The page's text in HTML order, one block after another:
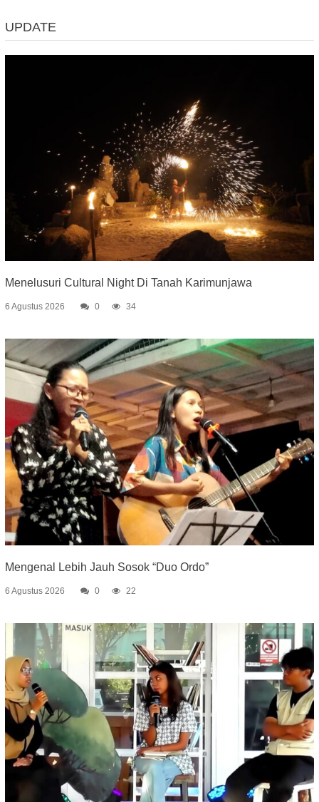
UPDATE
Menelusuri Cultural Night Di Tanah Karimunjawa
6 Agustus 2026 0 34
Mengenal Lebih Jauh Sosok “Duo Ordo”
6 Agustus 2026 0 22